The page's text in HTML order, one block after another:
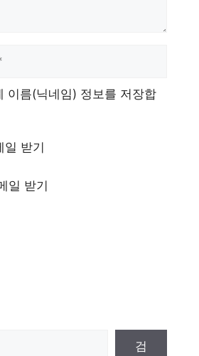
이름(닉네임) 정보를 저장합
일 받기
일 받기
검